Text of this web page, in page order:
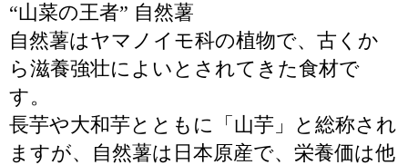
“山菜の王者” 自然薯
自然薯はヤマノイモ科の植物で、古くか
ら滋養強壮によいとされてきた食材で
す。
長芋や大和芋とともに「山芋」と総称され
ますが、自然薯は日本原産で、栄養価は他